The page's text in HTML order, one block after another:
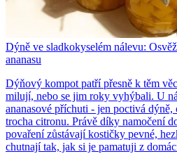
Dýně ve sladkokyselém nálevu:
ananasu
Dýňový kompot patří přesně k těm
milují, nebo se jim roky vyhýbali. U
ananasové příchuti - jen poctivá dýně,
trocha citronu. Právě díky namočení
povaření zůstávají kostičky pevné,
chutnají tak, jak si je pamatuji z